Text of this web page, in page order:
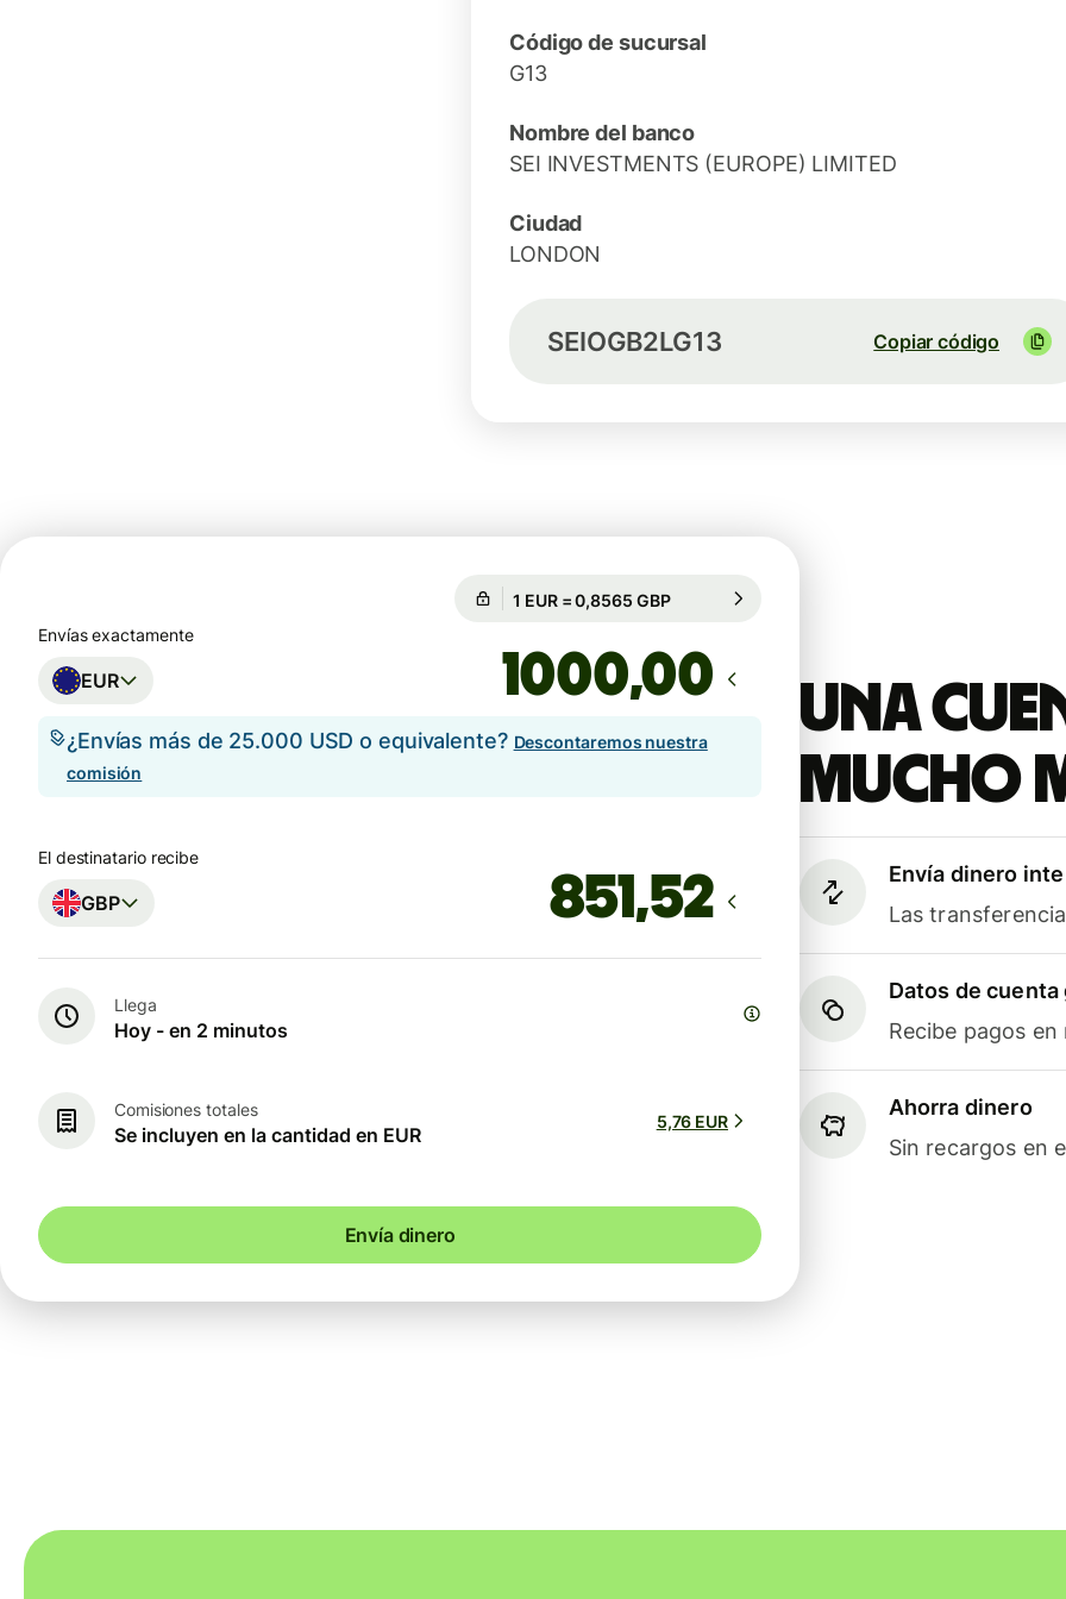
Código de sucursal
G13
Nombre del banco
SEI INVESTMENTS (EUROPE) LIMITED
Ciudad
LONDON
SEIOGB2LG13 Copiar código
Una
mucho
Envía dinero
Las
Datos de cuenta
Recibe pagos
Ahorra dinero
Sin recargos en
Garantizado durante 84 h
Envías exactamente
EUR ,00
¿Envías más de 25.000 USD o equivalente? Descontaremos nuestra
comisión
El destinatario recibe
GBP
Llega
Hoy - en 2 minutos
Comisiones totales
Se incluyen en la cantidad en EUR
5,76 EUR
Envía dinero